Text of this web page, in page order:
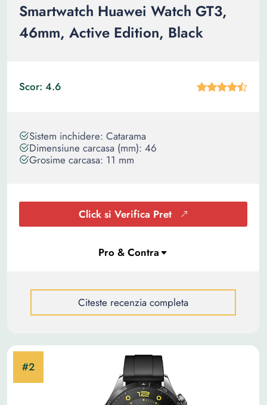
Smartwatch Huawei Watch GT3,
46mm, Active Edition, Black
Scor: 4.6
Sistem inchidere: Catarama
Dimensiune carcasa (mm): 46
Grosime carcasa: 11 mm
Click si Verifica Pret
Citeste recenzia completa